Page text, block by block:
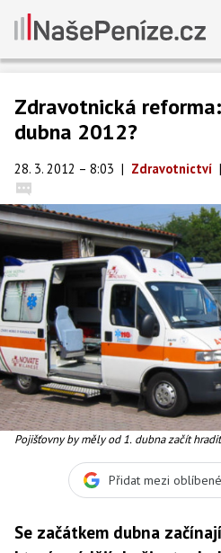
Zdravotnická
dubna 2012?
28. 3. 2012 – 8:03 | Zdravotnictví |
Pojišťovny by měly od 1. dubna začít
čípku, Foto:SXC
Přidat mezi
Se začátkem dubna